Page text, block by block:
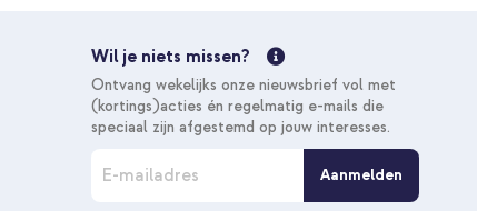
Wil je niets missen?
Ontvang wekelijks onze nieuwsbrief vol met
(kortings)acties én regelmatig e-mails die
speciaal zijn afgestemd op jouw interesses.
Aanmelden